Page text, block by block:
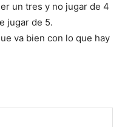
un tres y no jugar de 4
jugar de 5.
va bien con lo que hay